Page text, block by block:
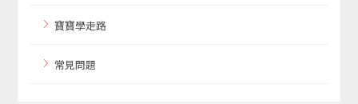
寶寶學走路
常見問題